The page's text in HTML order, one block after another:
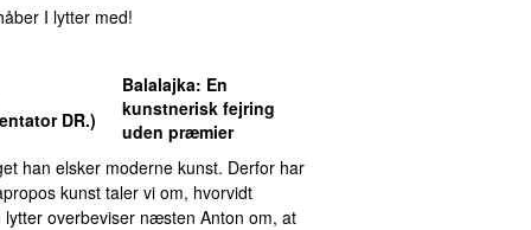
I lytter med!
DR.)
Balalajka: En
kunstnerisk fejring
uden præmier
han elsker moderne kunst. Derfor har
kunst taler vi om, hvorvidt
lytter overbeviser næsten Anton om, at